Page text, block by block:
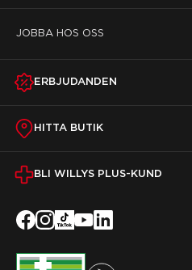
JOBBA HOS OSS
ERBJUDANDEN
HITTA BUTIK
BLI WILLYS PLUS-KUND